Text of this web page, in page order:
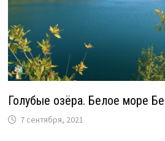
Голубые озёра. Белое море
7 сентября, 2021